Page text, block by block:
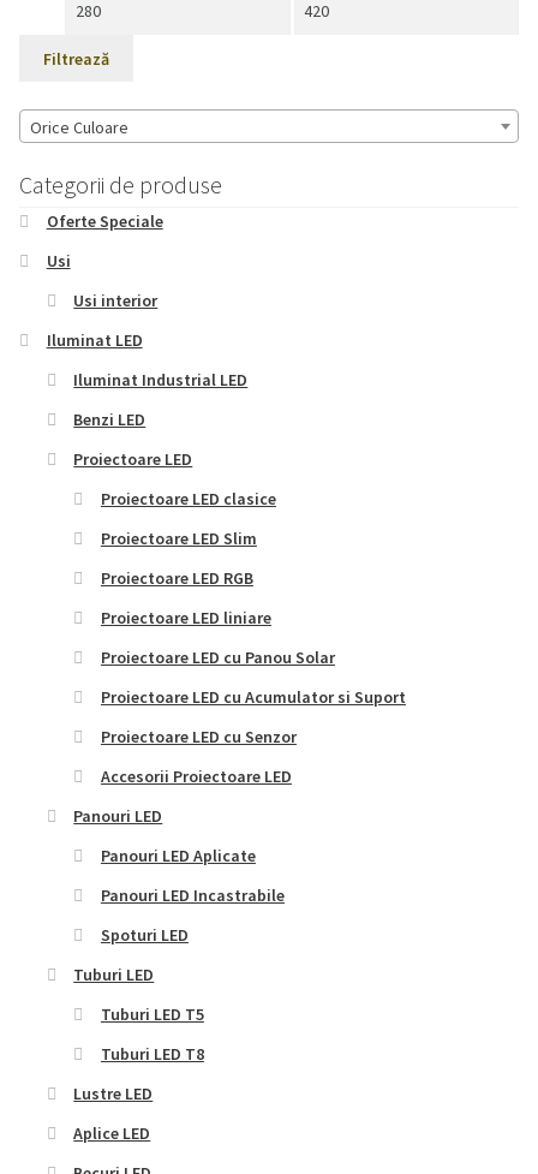
Preț
Preț
Filtrează
Orice Culoare
Categorii de produse
Oferte Speciale
Usi
Usi interior
Iluminat LED
Iluminat Industrial LED
Benzi LED
Proiectoare LED
Proiectoare LED clasice
Proiectoare LED Slim
Proiectoare LED RGB
Proiectoare LED liniare
Proiectoare LED cu Panou Solar
Proiectoare LED cu Acumulator si Suport
Proiectoare LED cu Senzor
Accesorii Proiectoare LED
Panouri LED
Panouri LED Aplicate
Panouri LED Incastrabile
Spoturi LED
Tuburi LED
Tuburi LED T5
Tuburi LED T8
Lustre LED
Aplice LED